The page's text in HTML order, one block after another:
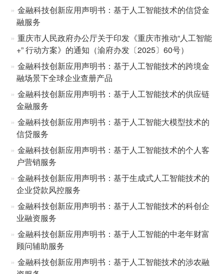
金融科技创新应用声明书：基于人工智能技术的信贷金
融服务
重庆市人民政府办公厅关于印发《重庆市推动“人工智能
+” 行动方案》的通知（渝府办发〔2025〕60号）
金融科技创新应用声明书：基于人工智能技术的跨境金
融场景下全球企业查册产品
金融科技创新应用声明书：基于人工智能技术的供应链
金融服务
金融科技创新应用声明书：基于人工智能大模型技术的
信贷服务
金融科技创新应用声明书：基于人工智能技术的个人客
户营销服务
金融科技创新应用声明书：基于生成式人工智能技术的
企业贷款风控服务
金融科技创新应用声明书：基于人工智能技术的科创企
业融资服务
金融科技创新应用声明书：基于人工智能的中老年财富
顾问辅助服务
金融科技创新应用声明书：基于人工智能技术的涉农融